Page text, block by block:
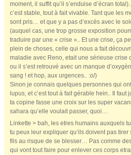
moment, il suffit qu’il s’enduise d’écran
c’est stable, tout à fait vivable. Tant que les
sont pris… et que y a pas d’excès avec le
(auquel cas, une trop grosse exposition
traduire par une « crise ».. Et une crise, ça
plein de choses, celle qui nous a fait
maladie avec Reno, etait une sérieuse crise
ou il s’est retrouvé avec un manque
sang ! et hop, aux urgences.. :o/)
Sinon je connais quelques personnes qui
lupus, et c’est tout à fait gérable hein.. Il faut
ta copine fasse une croix sur les super
sahara qu’elle voulait passer, quoi…
Linkette > bah, les etres humains auxquels
tu peux leur expliquer qu’ils doivent pas tirer
fils au risque de se blesser… Pas comme
qui vont tout faire pour enlever ces corps